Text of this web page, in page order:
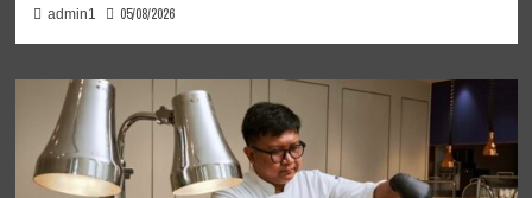
admin1 05/08/2026